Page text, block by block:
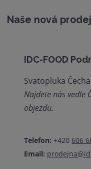
Naše nová
IDC-FOOD
Svatopluka
Najdete nás vedle
objezdu.
Telefon: +420 606
Email: